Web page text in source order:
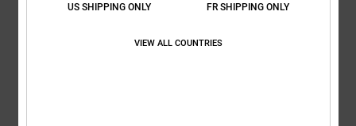
Je recommande ce produit
US SHIPPING ONLY FR SHIPPING ONLY
VIEW ALL COUNTRIES